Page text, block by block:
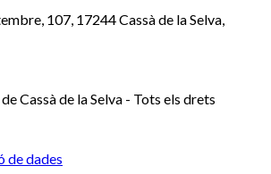
107, 17244 Cassà de la Selva,
Cassà de la Selva - Tots els drets
de dades